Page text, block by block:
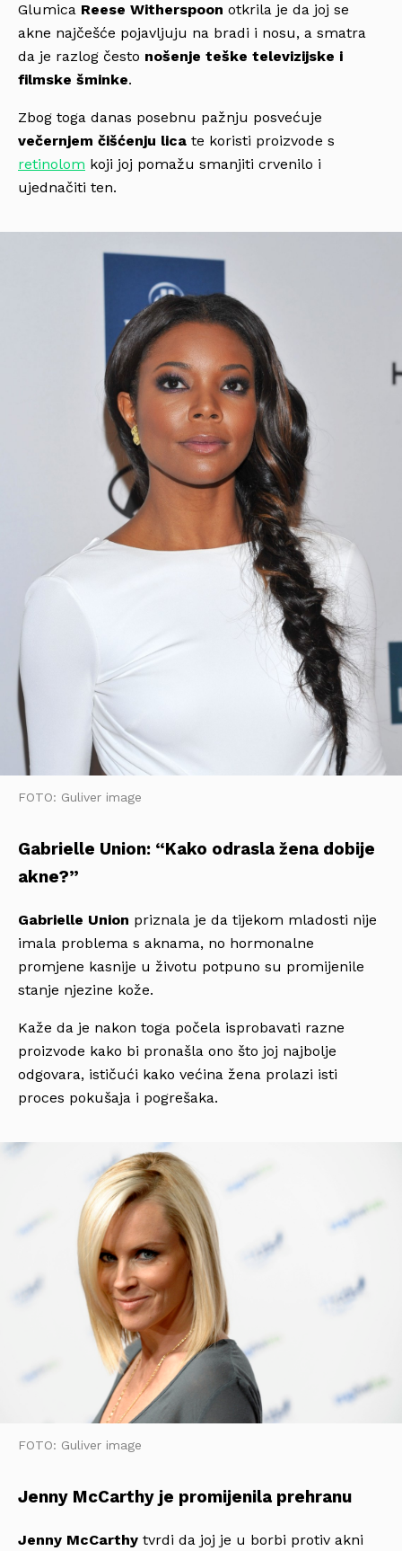
Glumica Reese Witherspoon otkrila je da joj se
akne najčešće pojavljuju na bradi i nosu, a smatra
da je razlog često nošenje teške televizijske i
filmske šminke.
Zbog toga danas posebnu pažnju posvećuje
večernjem čišćenju lica te koristi proizvode s
retinolom koji joj pomažu smanjiti crvenilo i
ujednačiti ten.
FOTO: Guliver image
Gabrielle Union: “Kako odrasla žena dobije
akne?”
Gabrielle Union priznala je da tijekom mladosti nije
imala problema s aknama, no hormonalne
promjene kasnije u životu potpuno su promijenile
stanje njezine kože.
Kaže da je nakon toga počela isprobavati razne
proizvode kako bi pronašla ono što joj najbolje
odgovara, ističući kako većina žena prolazi isti
proces pokušaja i pogrešaka.
FOTO: Guliver image
Jenny McCarthy je promijenila prehranu
Jenny McCarthy tvrdi da joj je u borbi protiv akni